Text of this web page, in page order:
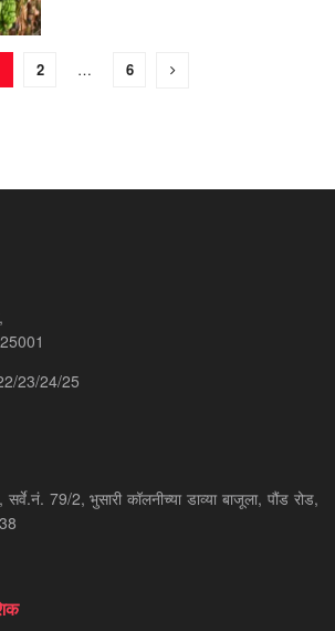
2 … 6
23/24/25
79/2, भुसारी कॉलनीच्या डाव्या बाजूला, पौंड रोड,